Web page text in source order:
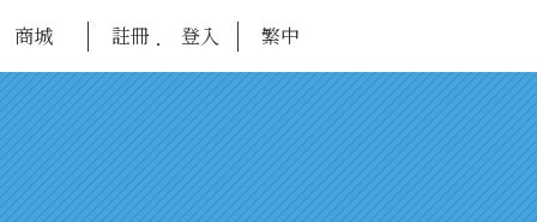
繁中
註冊 登入
商城